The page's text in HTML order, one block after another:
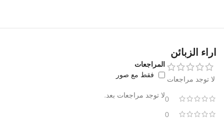
اراء الزبائن
لا توجد مراجعات
0
0
المراجعات
فقط مع صور
لا توجد مراجعات بعد.